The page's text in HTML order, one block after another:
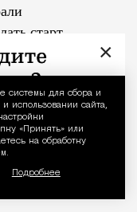
системы для сбора и
использовании сайта,
«Принять» или
на обработку
Подробнее
старт
—
мечты,
путь
×